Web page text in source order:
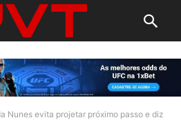
Nunes evita projetar próximo passo e diz